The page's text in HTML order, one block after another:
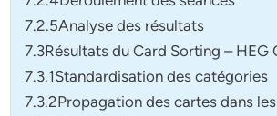
7.2.5Analyse des résultats
7.3Résultats du Card Sorting – HEG
7.3.1Standardisation des catégories
7.3.2Propagation des cartes dans